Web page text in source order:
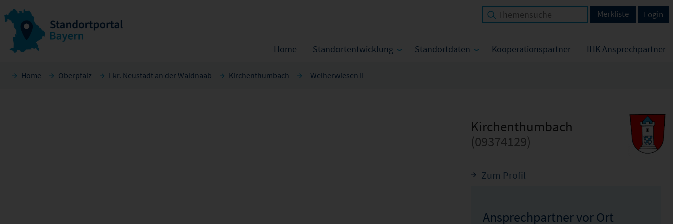
Home Standortentwicklung Standortdaten Kooperationspartner IHK Ansprechpartner
Login
Merkliste
Home Oberpfalz Lkr. Neustadt an der Waldnaab Kirchenthumbach - Weiherwiesen II
Kirchenthumbach
(09374129)
Zum Profil
Ansprechpartner vor Ort